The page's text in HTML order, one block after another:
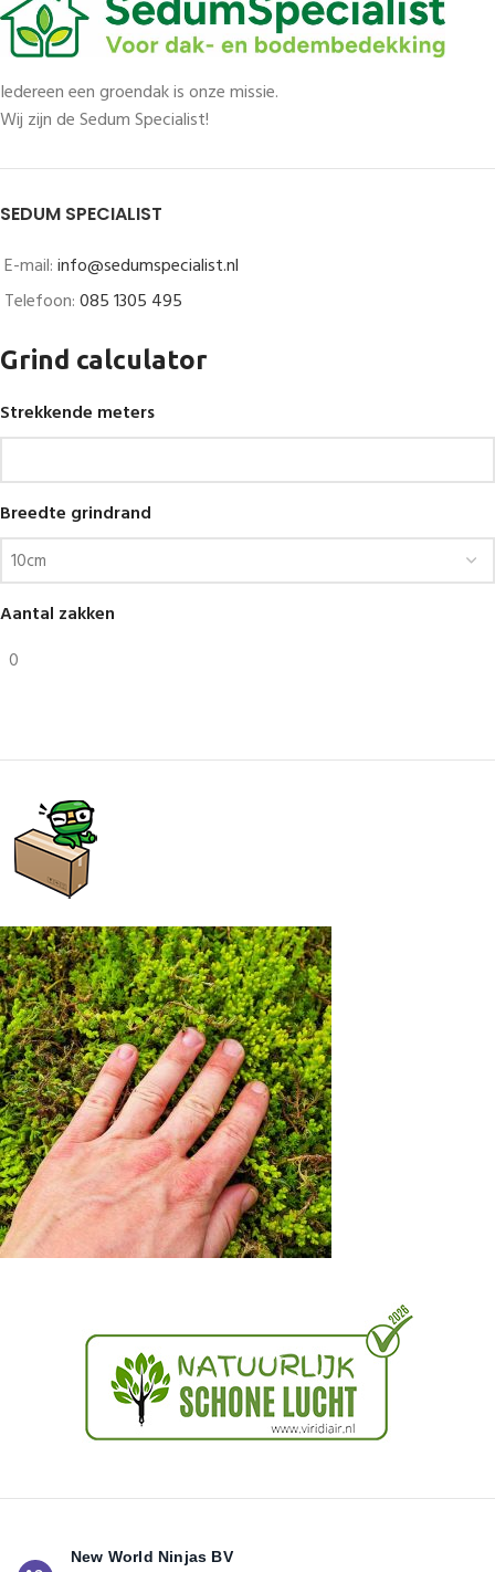
Iedereen een groendak is onze missie.
Wij zijn de Sedum Specialist!
SEDUM SPECIALIST
E-mail:info@sedumspecialist.nl
Telefoon:085 1305 495
Grind calculator
Strekkende meters
Breedte grindrand
Aantal zakken
New World Ninjas BV